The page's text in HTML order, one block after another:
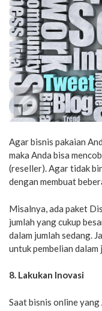
Agar bisnis pakaian
maka Anda bisa
(reseller). Agar tidak
dengan membuat
Misalnya, ada paket
jumlah yang cukup
dalam jumlah sedang.
untuk pembelian dalam
8. Lakukan Inovasi
Saat bisnis online